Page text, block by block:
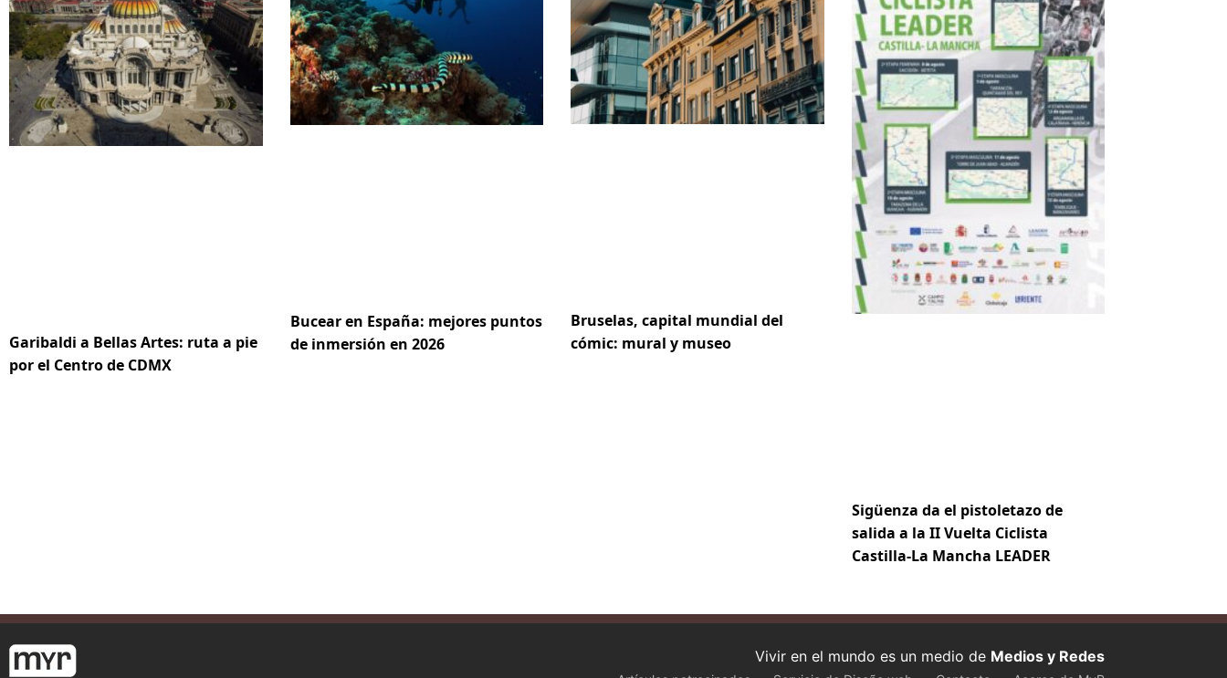
Garibaldi a Bellas Artes: ruta a pie
por el Centro de CDMX
Bucear en España: mejores puntos
de inmersión en 2026
Bruselas, capital mundial del
cómic: mural y museo
Sigüenza da el pistoletazo de
salida a la II Vuelta Ciclista
Castilla-La Mancha LEADER
Vivir en el mundo es un medio de Medios y Redes